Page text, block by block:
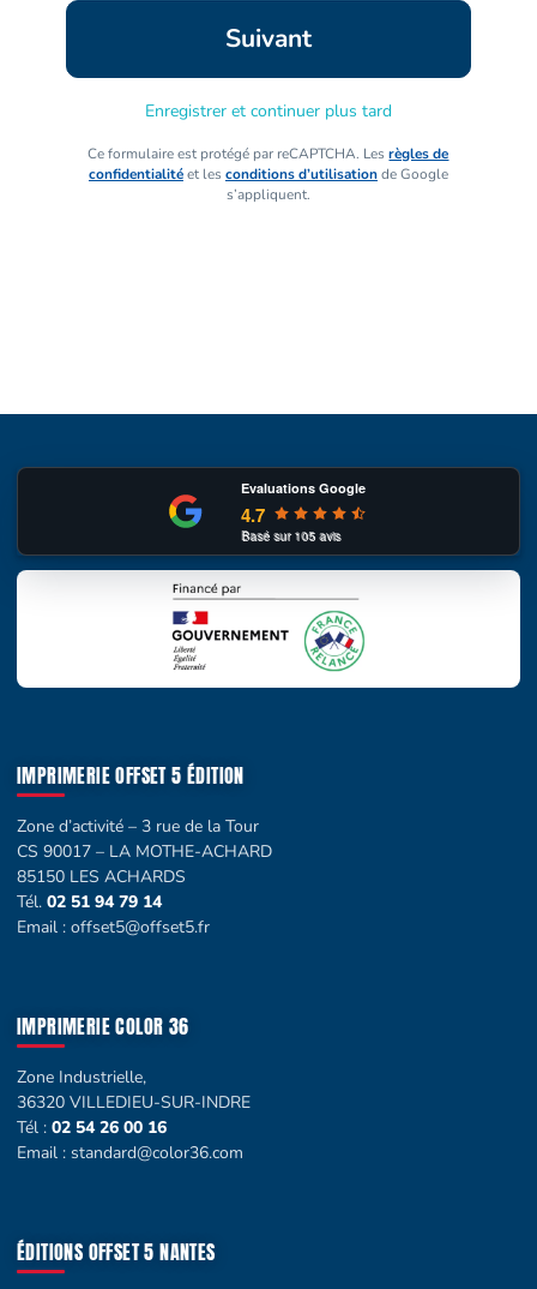
Enregistrer et continuer plus tard
Ce formulaire est protégé par reCAPTCHA. Lesrègles de
confidentialitéet les conditions d’utilisationde Google
s’appliquent.
Evaluations Google
4.7
Basé sur105avis
IMPRIMERIE OFFSET 5 ÉDITION
Zone d’activité – 3 rue de la Tour
CS 90017 – LA MOTHE-ACHARD
85150 LES ACHARDS
Tél. 02 51 94 79 14
Email : offset5@offset5.fr
IMPRIMERIE COLOR 36
Zone Industrielle,
36320 VILLEDIEU-SUR-INDRE
Tél : 02 54 26 00 16
Email : standard@color36.com
ÉDITIONS OFFSET 5 NANTES